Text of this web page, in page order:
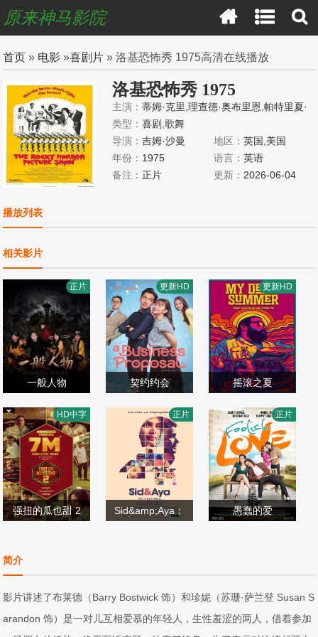
原来神马影院
首页 » 电影 »喜剧片 » 洛基恐怖秀 1975高清在线播放
洛基恐怖秀 1975
主演：蒂姆·克里,理查德·奥布里恩,帕特里夏·
奎因,苏珊·萨兰登,内尔·坎贝尔,巴瑞·波斯威克,
乔纳森·亚当斯,彼得·欣伍德,米特·洛夫,查尔斯·
格雷,佩里·贝登,克里斯托弗·比金斯,盖伊·布朗
类型：喜剧,歌舞
导演：吉姆·沙曼 地区： 英国,美国
年份： 1975 语言： 英语
备注：正片 更新： 2026-06-04
播放列表
相关影片
一般人物
刘尚奎
喜剧片
2026/中国大陆
正片
契约约会
艾丽尔·塔图姆,Ab
idzar·Al·Ghifari
2025/印度尼西亚
更新HD
摇滚之夏
I,Paul·Stenerson,
Ashlee·Buchanan
喜剧片
2026/美国
更新HD
强扭的瓜也甜 2
维绍尔,拉姆亚·克
里希南,艾西瓦娅·
莱克希米,Karuna
s,Sreeja·Ravi
喜剧片
2026/印度
HD中字
Sid&amp;Aya：
曼
2018/菲律宾
正片
愚蠢的爱
2017/菲律宾
正片
简介
影片讲述了布莱德（Barry Bostwick 饰）和珍妮（苏珊·萨兰登 Susan S
arandon 饰）是一对儿互相爱慕的年轻人，生性羞涩的两人，借着参加